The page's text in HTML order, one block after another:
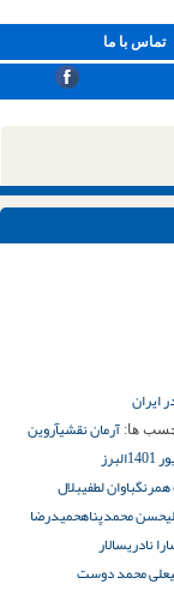
تماس با ما
ایران
ها: آرمان نقشیآروین
البرز
باوان لطفیبلال
حسن محمدپناهحمیدرضا
نادریسالار
علی محمد دوست‌